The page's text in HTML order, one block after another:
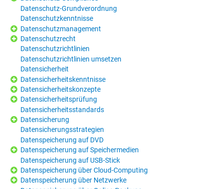
Datenschutz-Grundverordnung
Datenschutzkenntnisse
Datenschutzmanagement
Datenschutzrecht
Datenschutzrichtlinien
Datenschutzrichtlinien umsetzen
Datensicherheit
Datensicherheitskenntnisse
Datensicherheitskonzepte
Datensicherheitsprüfung
Datensicherheitsstandards
Datensicherung
Datensicherungsstrategien
Datenspeicherung auf DVD
Datenspeicherung auf Speichermedien
Datenspeicherung auf USB-Stick
Datenspeicherung über Cloud-Computing
Datenspeicherung über Netzwerke